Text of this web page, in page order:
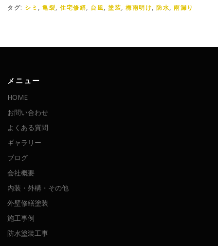
タグ: シミ , 亀裂, 住宅修繕, 台風, 塗装, 梅雨明け, 防水, 雨漏り
メニュー
HOME
お問い合わせ
よくある質問
ギャラリー
ブログ
会社概要
内装・外構・その他
外壁修繕塗装
施工事例
防水塗装工事